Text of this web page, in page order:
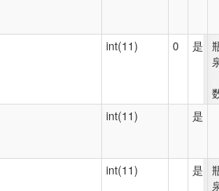
int(11) 0 是
int(11) 是
int(11) 是